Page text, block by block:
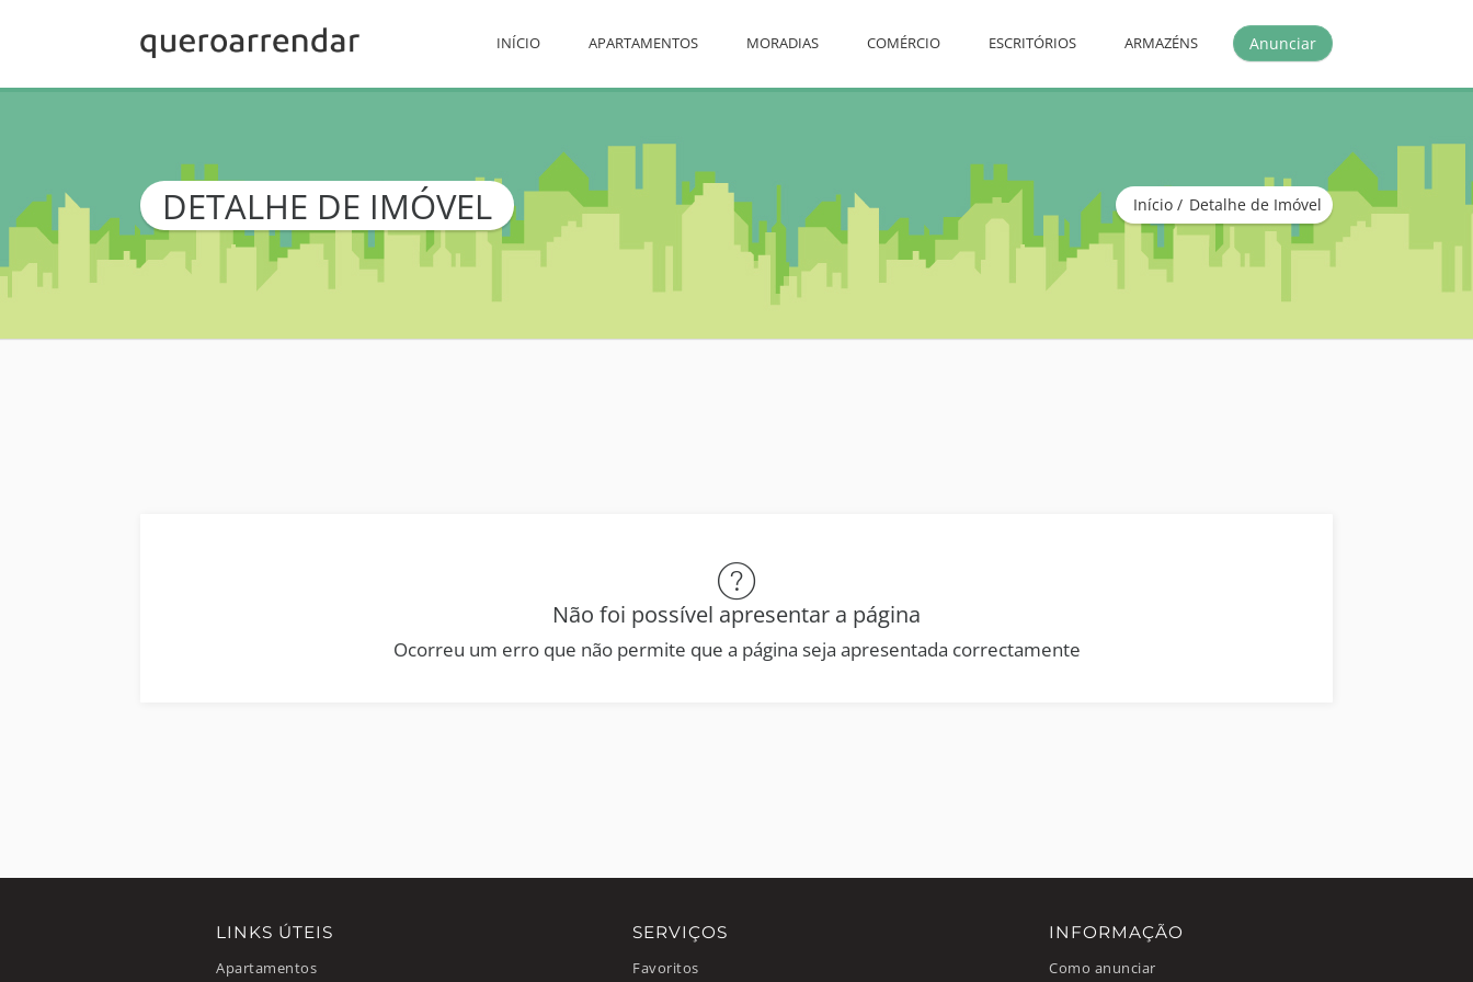
Anunciar
INÍCIO APARTAMENTOS MORADIAS COMÉRCIO ESCRITÓRIOS ARMAZÉNS
DETALHE DE IMÓVEL Início Detalhe de Imóvel
Não foi possível apresentar a página
Ocorreu um erro que não permite que a página seja apresentada correctamente
LINKS ÚTEIS
Apartamentos
SERVIÇOS
Favoritos
INFORMAÇÃO
Como anunciar